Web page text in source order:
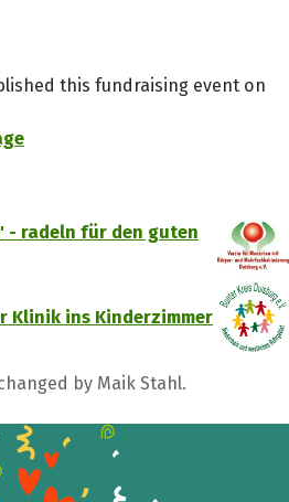
this fundraising event on
- radeln für den guten
Klinik ins Kinderzimmer
by Maik Stahl.